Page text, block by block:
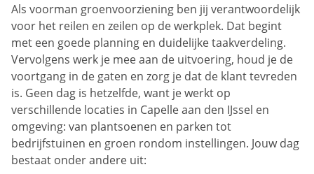
Als voorman groenvoorziening ben jij verantwoordelijk
voor het reilen en zeilen op de werkplek. Dat begint
met een goede planning en duidelijke taakverdeling.
Vervolgens werk je mee aan de uitvoering, houd je de
voortgang in de gaten en zorg je dat de klant tevreden
is. Geen dag is hetzelfde, want je werkt op
verschillende locaties in Capelle aan den IJssel en
omgeving: van plantsoenen en parken tot
bedrijfstuinen en groen rondom instellingen. Jouw dag
bestaat onder andere uit: